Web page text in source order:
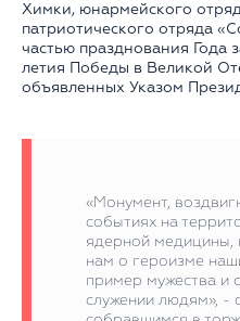
Химки, юнармейского
патриотического отряда
частью празднования Года
летия Победы в Великой
объявленных Указом
«Монумент,
событиях на
ядерной медицины,
нам о героизме
пример мужества и
служении людям», -